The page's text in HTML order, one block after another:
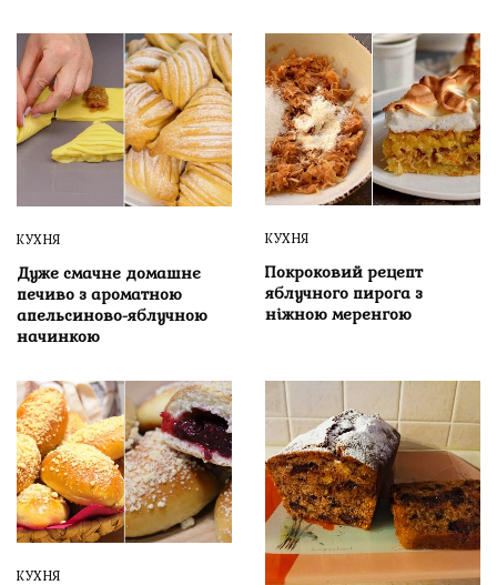
КУХНЯ
Дуже смачне домашнє
печиво з ароматною
апельсиново-яблучною
начинкою
КУХНЯ
Покроковий рецепт
яблучного пирога з
ніжною меренгою
КУХНЯ